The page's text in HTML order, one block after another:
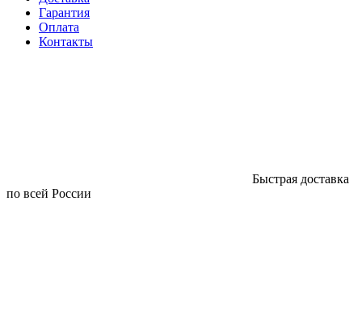
Гарантия
Оплата
Контакты
Быстрая доставка
по всей России